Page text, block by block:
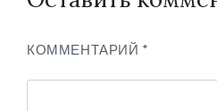
КОММЕНТАРИЙ *